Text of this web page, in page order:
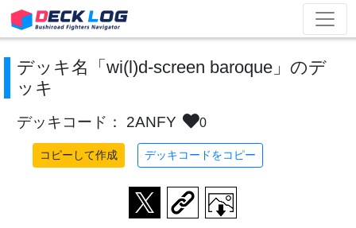
デッキ名「wi(l)d-screen baroque」のデ
ッキ
デッキコード： 2ANFY 0
コピーして作成 デッキコードをコピー